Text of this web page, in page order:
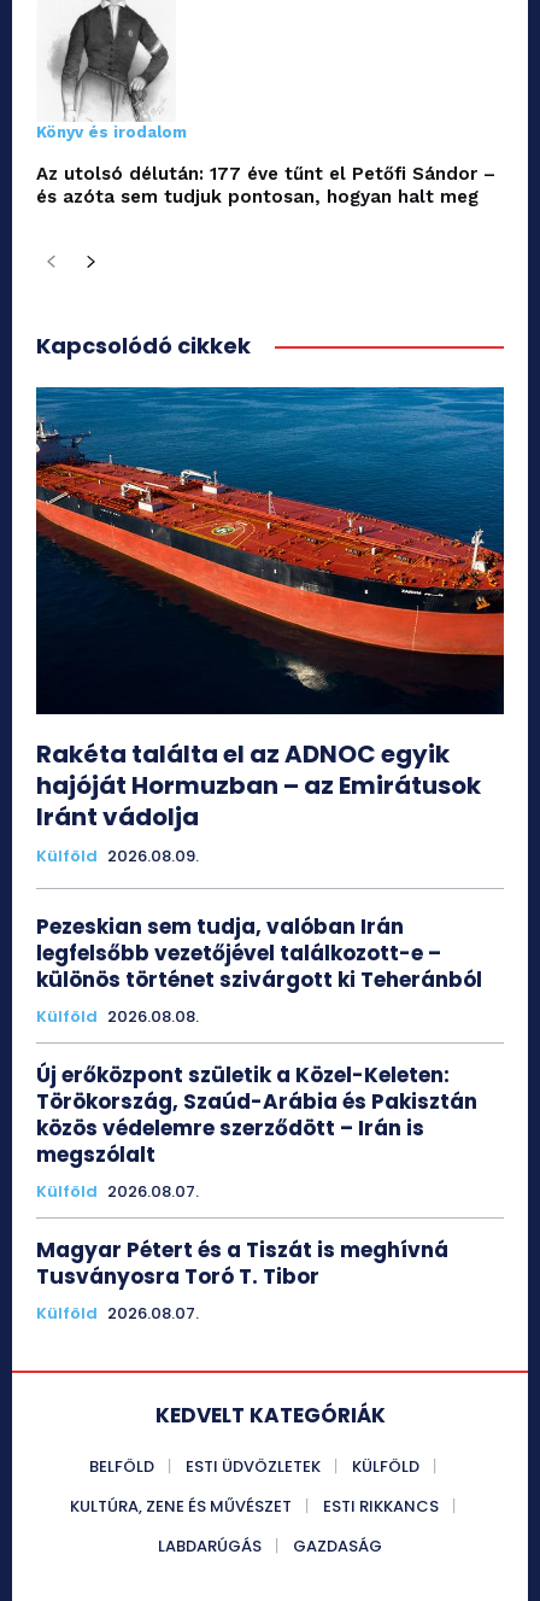
Könyv és irodalom
Az utolsó délután: 177 éve tűnt el Petőfi Sándor –
és azóta sem tudjuk pontosan, hogyan halt meg
Kapcsolódó cikkek
Rakéta találta el az ADNOC egyik
hajóját Hormuzban – az Emirátusok
Iránt vádolja
Külföld 2026.08.09.
Pezeskian sem tudja, valóban Irán
legfelsőbb vezetőjével találkozott-e –
különös történet szivárgott ki Teheránból
Külföld 2026.08.08.
Új erőközpont születik a Közel-Keleten:
Törökország, Szaúd-Arábia és Pakisztán
közös védelemre szerződött – Irán is
megszólalt
Külföld 2026.08.07.
Magyar Pétert és a Tiszát is meghívná
Tusványosra Toró T. Tibor
Külföld 2026.08.07.
KEDVELT KATEGÓRIÁK
BELFÖLD ESTI ÜDVÖZLETEK
KÜLFÖLD
KULTÚRA, ZENE ÉS MŰVÉSZET
ESTI RIKKANCS
LABDARÚGÁS
GAZDASÁG